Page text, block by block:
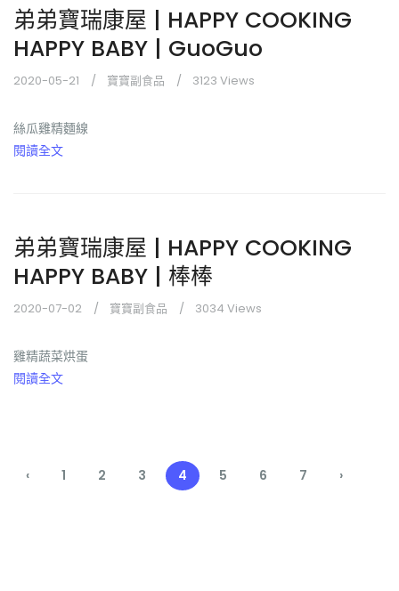
弟弟寶瑞康屋 | HAPPY COOKING
HAPPY BABY | GuoGuo
2020-05-21 寶寶副食品 3123 Views
絲瓜雞精麵線
閱讀全文
弟弟寶瑞康屋 | HAPPY COOKING
HAPPY BABY | 棒棒
2020-07-02 寶寶副食品 3034 Views
雞精蔬菜烘蛋
閱讀全文
‹ 1 2 3 4 5 6 7 ›